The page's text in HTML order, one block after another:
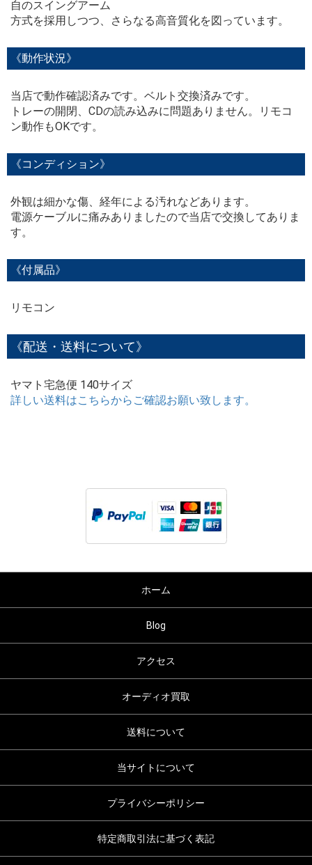
自のスイングアーム
方式を採用しつつ、さらなる高音質化を図っています。
《動作状況》
当店で動作確認済みです。ベルト交換済みです。
トレーの開閉、CDの読み込みに問題ありません。リモコ
ン動作もOKです。
《コンディション》
外観は細かな傷、経年による汚れなどあります。
電源ケーブルに痛みありましたので当店で交換してありま
す。
《付属品》
リモコン
《配送・送料について》
ヤマト宅急便 140サイズ
詳しい送料はこちらからご確認お願い致します。
ホーム
Blog
アクセス
オーディオ買取
送料について
当サイトについて
プライバシーポリシー
特定商取引法に基づく表記